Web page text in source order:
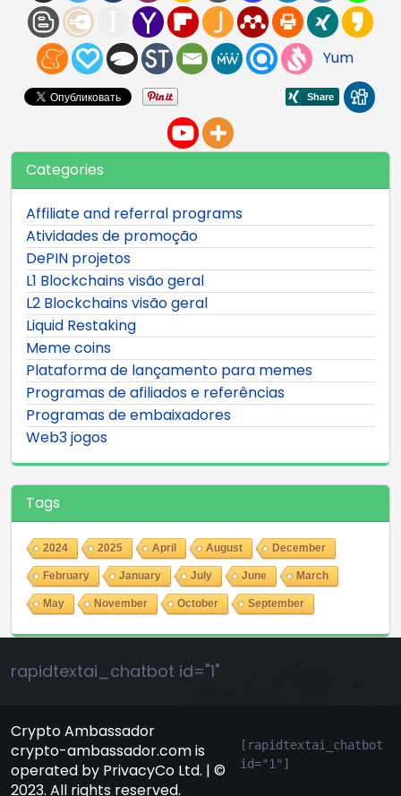
Yum
Categories
Affiliate and referral programs
Atividades de promoção
DePIN projetos
L1 Blockchains visão geral
L2 Blockchains visão geral
Liquid Restaking
Meme coins
Plataforma de lançamento para memes
Programas de afiliados e referências
Programas de embaixadores
Web3 jogos
Tags
2024 2025 April August December
February January July June March
May November October September
rapidtextai_chatbot id="1"
Crypto Ambassador
crypto-ambassador.com is
operated by PrivacyCo Ltd. | ©
2023. All rights reserved.
[rapidtextai_chatbot
id="1"]